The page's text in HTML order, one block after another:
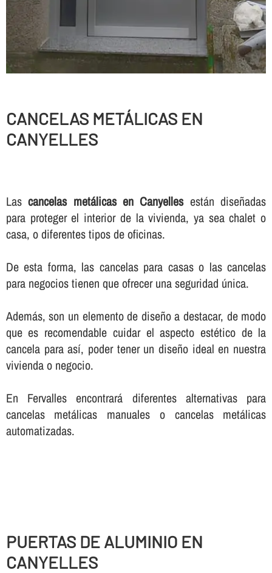
CANCELAS METÁLICAS EN
CANYELLES
Lascancelas metálicas en Canyellesestán diseñadas
para proteger el interior de la vivienda, ya sea chalet o
casa, o diferentes tipos de oficinas.
De esta forma, las cancelas para casas o las cancelas
para negocios tienen que ofrecer una seguridad única.
Además, son un elemento de diseño a destacar, de modo
que es recomendable cuidar el aspecto estético de la
cancela para así­, poder tener un diseño ideal en nuestra
vivienda o negocio.
En Fervalles encontrará diferentes alternativas para
cancelas metálicas manuales o cancelas metálicas
automatizadas.
PUERTAS DE ALUMINIO EN
CANYELLES